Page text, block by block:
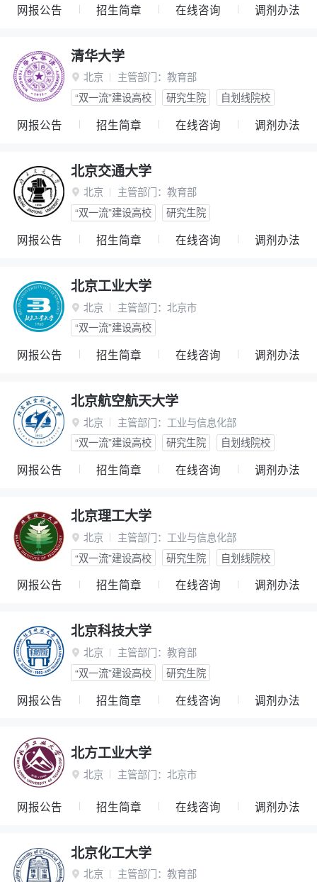
网报公告 招生简章 在线咨询 调剂办法
清华大学
 北京 主管部门： 教育部
“双一流”建设高校
研究生院 自划线院校
网报公告 招生简章 在线咨询 调剂办法
北京交通大学
 北京 主管部门： 教育部
“双一流”建设高校
研究生院
网报公告 招生简章 在线咨询 调剂办法
北京工业大学
 北京 主管部门： 北京市
“双一流”建设高校
网报公告 招生简章 在线咨询 调剂办法
北京航空航天大学
 北京 主管部门： 工业与信息化部
“双一流”建设高校
研究生院 自划线院校
网报公告 招生简章 在线咨询 调剂办法
北京理工大学
 北京 主管部门： 工业与信息化部
“双一流”建设高校
研究生院 自划线院校
网报公告 招生简章 在线咨询 调剂办法
北京科技大学
 北京 主管部门： 教育部
“双一流”建设高校
研究生院
网报公告 招生简章 在线咨询 调剂办法
北方工业大学
 北京 主管部门： 北京市
网报公告 招生简章 在线咨询 调剂办法
北京化工大学
 北京 主管部门： 教育部